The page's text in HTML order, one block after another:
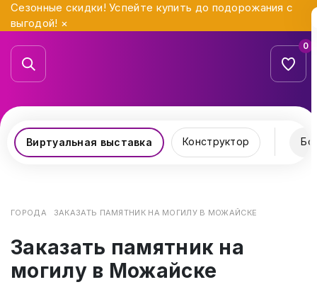
Сезонные скидки! Успейте купить до подорожания с
выгодой! ×
0
Виртуальная выставка Конструктор
ГОРОДА ЗАКАЗАТЬ ПАМЯТНИК НА МОГИЛУ В МОЖАЙСКЕ
Заказать памятник на
могилу в Можайске